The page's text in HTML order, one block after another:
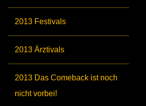
2013 Festivals
2013 Ärztivals
2013 Das Comeback ist noch
nicht vorbei!